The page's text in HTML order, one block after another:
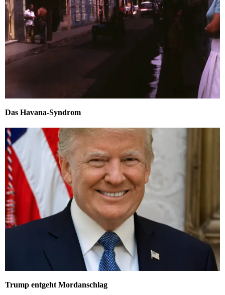
Das Havana-Syndrom
Trump entgeht Mordanschlag